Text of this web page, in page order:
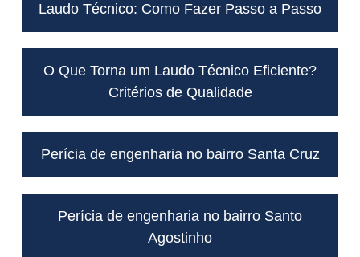
Laudo Técnico: Como Fazer Passo a Passo
O Que Torna um Laudo Técnico Eficiente?
Critérios de Qualidade
Perícia de engenharia no bairro Santa Cruz
Perícia de engenharia no bairro Santo
Agostinho